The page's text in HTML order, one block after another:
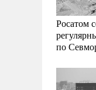
Росатом
по